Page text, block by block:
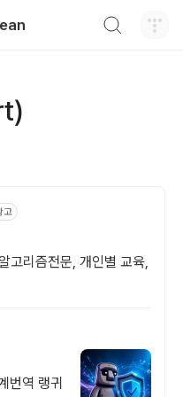
고
고리즘전문, 개인별 교육,
번역 랭귀